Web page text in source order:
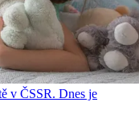
v ČSSR. Dnes je